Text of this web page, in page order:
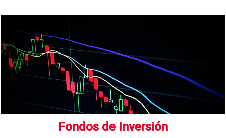
El portal ayuda a
usuario conozca
su estado de
salud a través
de una
autoevaluación
y pueda seguir
diferentes
consejos deFondos de Inversión